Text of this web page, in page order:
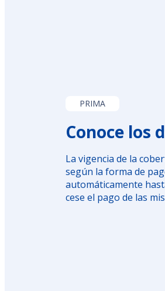
PRIMA
Conoce los
La vigencia de la
según la forma de
automáticamente
cese el pago de las